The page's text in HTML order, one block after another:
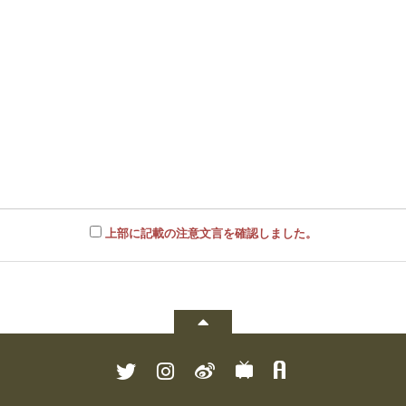
上部に記載の注意文言を確認しました。